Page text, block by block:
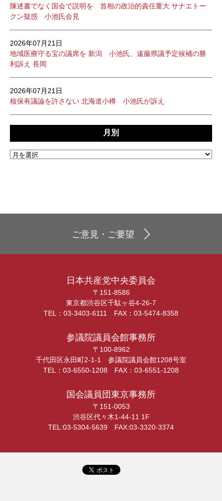
陳述書でなく国会で説明を 首相の政治的責任重大 サナエトー
クン疑惑 小池氏会見
2026年07月21日
地域医療守る宝の議席を 新潟 小池氏、遠藤県議予定候補の勝
利訴え 長岡
2026年07月21日
核保有議論を許さない 北海道小樽 小池氏が訴え
月別
ご意見・ご要望
日本共産党中央委員会
〒151-8586
東京都渋谷区千駄ヶ谷4-26-7
TEL：03-3403-6111 FAX：03-5474-8358
参議院議員会館事務所
〒100-8962
千代田区永田町2-1-1 参議院議員会館1208号室
TEL：03-6550-1208 FAX：03-6551-1208
国会議員団東京事務所
〒151-0053
渋谷区代々木1-44-11 1F
TEL:03-5304-5639 FAX:03-3320-3374